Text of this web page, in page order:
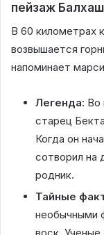
пейзаж
В 60 километрах
возвышается
напоминает
Легенда: Во
старец
Когда он
сотворил на
родник.
Тайные
необычными